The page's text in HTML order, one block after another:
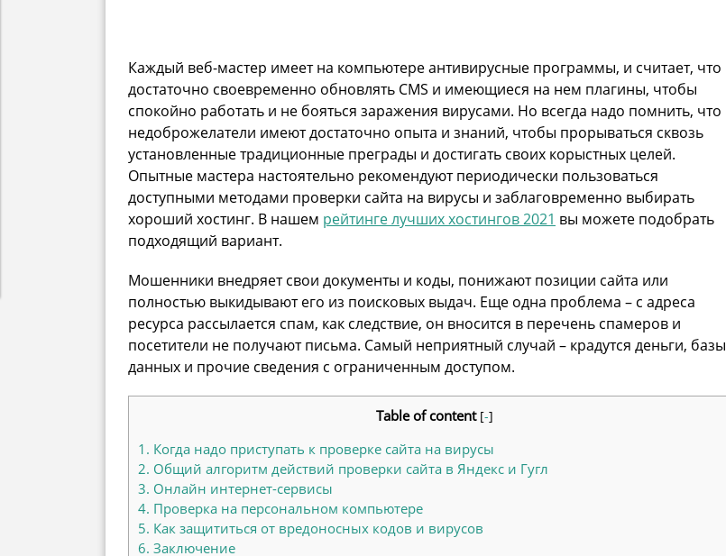
Каждый веб-мастер имеет на компьютере антивирусные программы, и считает, что
достаточно своевременно обновлять CMS и имеющиеся на нем плагины, чтобы
спокойно работать и не бояться заражения вирусами. Но всегда надо помнить, что
недоброжелатели имеют достаточно опыта и знаний, чтобы прорываться сквозь
установленные традиционные преграды и достигать своих корыстных целей.
Опытные мастера настоятельно рекомендуют периодически пользоваться
доступными методами проверки сайта на вирусы и заблаговременно выбирать
хороший хостинг. В нашем рейтинге лучших хостингов 2021 вы можете подобрать
подходящий вариант.
Мошенники внедряет свои документы и коды, понижают позиции сайта или
полностью выкидывают его из поисковых выдач. Еще одна проблема – с адреса
ресурса рассылается спам, как следствие, он вносится в перечень спамеров и
посетители не получают письма. Самый неприятный случай – крадутся деньги, базы
данных и прочие сведения с ограниченным доступом.
Table of content [-]
1. Когда надо приступать к проверке сайта на вирусы
2. Общий алгоритм действий проверки сайта в Яндекс и Гугл
3. Онлайн интернет-сервисы
4. Проверка на персональном компьютере
5. Как защититься от вредоносных кодов и вирусов
6. Заключение